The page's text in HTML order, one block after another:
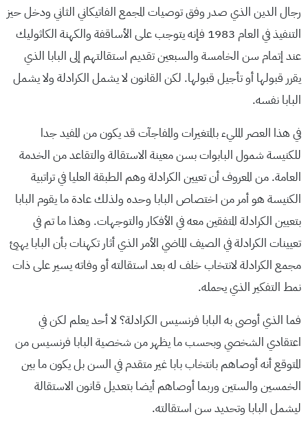
رجال الدين الذي صدر وفق توصيات المجمع الفاتيكاني الثاني ودخل حيز
التنفيذ في العام 1983 فإنه يتوجب على الأساقفة والكهنة الكاثوليك
عند إتمام سن الخامسة والسبعين تقديم استقالتهم إلى البابا الذي
يقرر قبولها أو تأجيل قبولها. لكن القانون لا يشمل الكرادلة ولا يشمل
البابا نفسه.
في هذا العصر المليء بالمتغيرات والمفاجآت قد يكون من المفيد جدا
للكنيسة شمول البابوات بسن معينة الاستقالة والتقاعد من الخدمة
العامة. من المعروف أن تعيين الكرادلة وهم الطبقة العليا في تراتبية
الكنيسة هو أمر من اختصاص البابا وحده ولذلك عادة ما يقوم البابا
بتعيين الكرادلة المتفقين معه في الأفكار والتوجهات. وهذا ما تم في
تعيينات الكرادلة في الصيف الماضي الأمر الذي أثار تكهنات بأن البابا يهيئ
مجمع الكرادلة لانتخاب خلف له بعد استقالته أو وفاته يسير على ذات
نمط التفكير الذي يحمله.
فما الذي أوصى به البابا فرنسيس الكرادلة؟ لا أحد يعلم لكن في
اعتقادي الشخصي وبحسب ما يظهر من شخصية البابا فرنسيس من
المتوقع أنه أوصاهم بانتخاب بابا غير متقدم في السن بل يكون ما بين
الخمسين والستين وربما أوصاهم أيضا بتعديل قانون الاستقالة
ليشمل البابا وتحديد سن استقالته.